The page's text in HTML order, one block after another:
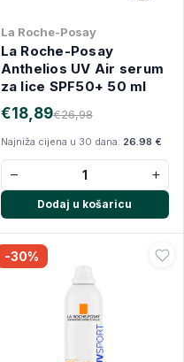
La Roche-Posay
La Roche-Posay
Anthelios UV Air serum
za lice SPF50+ 50 ml
€26,98
€18,89
Najniža cijena u 30 dana: 26.98 €
− +
Dodaj u košaricu
-30%